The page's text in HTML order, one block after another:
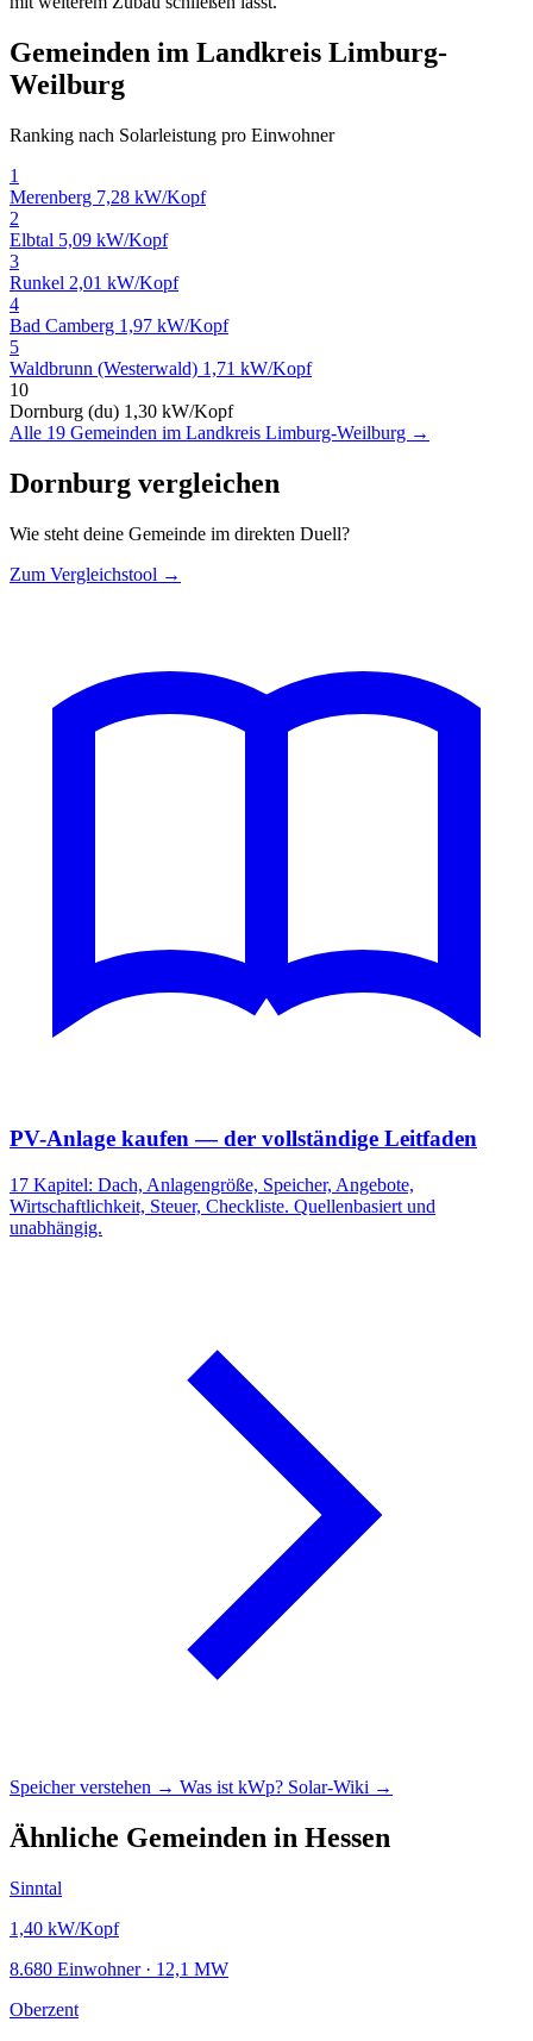
Gemeinden im Landkreis Limburg-
Weilburg
Ranking nach Solarleistung pro Einwohner
1
Merenberg 7,28 kW/Kopf
2
Elbtal 5,09 kW/Kopf
3
Runkel 2,01 kW/Kopf
4
Bad Camberg 1,97 kW/Kopf
5
Waldbrunn (Westerwald) 1,71 kW/Kopf
10
Dornburg (du) 1,30 kW/Kopf
Alle 19 Gemeinden im Landkreis Limburg-Weilburg →
Dornburg vergleichen
Wie steht deine Gemeinde im direkten Duell?
Zum Vergleichstool →
PV-Anlage kaufen — der vollständige Leitfaden
17 Kapitel: Dach, Anlagengröße, Speicher, Angebote,
Wirtschaftlichkeit, Steuer, Checkliste. Quellenbasiert und
unabhängig.
Speicher verstehen → Was ist kWp? Solar-Wiki →
Ähnliche Gemeinden in Hessen
Sinntal
1,40 kW/Kopf
8.680 Einwohner · 12,1 MW
Oberzent